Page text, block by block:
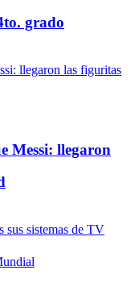
grado
Messi: llegaron